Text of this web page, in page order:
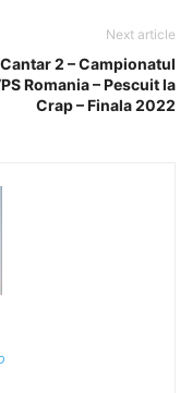
Next article
Cantar 2 – Campionatul
Romania – Pescuit la
Crap – Finala 2022